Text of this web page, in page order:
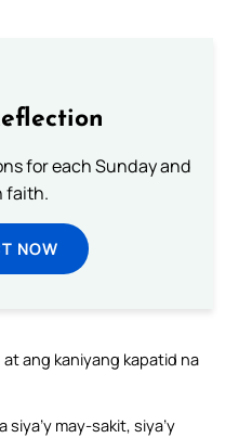
for each Sunday and
faith.
NOW
ang kaniyang kapatid na
may-sakit, siya’y